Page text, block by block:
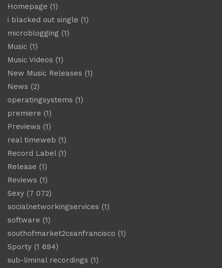
Homepage (1)
i blacked out single (1)
microblogging (1)
Music (1)
Music Videos (1)
New Music Releases (1)
News (2)
operatingsystems (1)
premiere (1)
Previews (1)
real timeweb (1)
Record Label(1)
Release (1)
Reviews (1)
Sexy (7 072)
socialnetworkingservices (1)
software (1)
southofmarket2csanfrancisco (1)
Sporty (1 694)
sub-liminal recordings (1)